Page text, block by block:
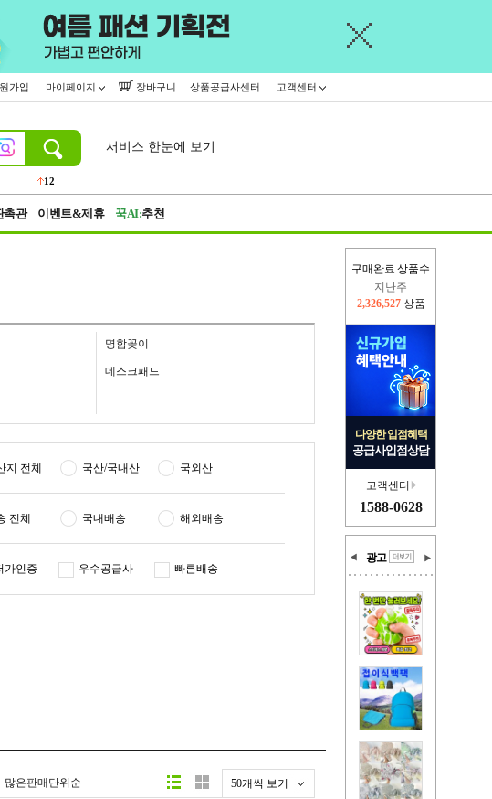
가입 마이페이지 장바구니 상품공급사센터 고객센터
12
서비스 한눈에 보기
촉관 이벤트&제휴 꾹AI:추천
구매완료 상품수
이번주
2,226,699 상품
다양한 입점혜택
공급사입점상담
고객센터
1588-0628
광고
명함꽂이
데스크패드
지 전체 국산/국내산 국외산
전체 국내배송 해외배송
가인증 우수공급사 빠른배송
많은판매단위순 50개씩 보기